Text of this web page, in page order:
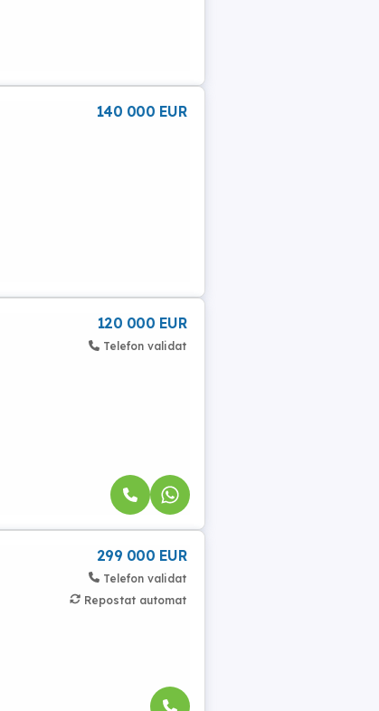
140 000 EUR
120 000 EUR
Telefon validat
299 000 EUR
Telefon validat
Repostat automat